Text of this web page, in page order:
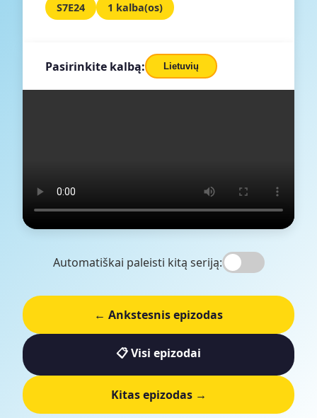
S7E24 1 kalba(os)
Pasirinkite kalbą: Lietuvių
Automatiškai paleisti kitą seriją:
← Ankstesnis epizodas
📋 Visi epizodai
Kitas epizodas →